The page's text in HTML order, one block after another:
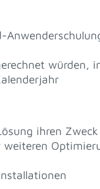
würden,
ihren
weiteren